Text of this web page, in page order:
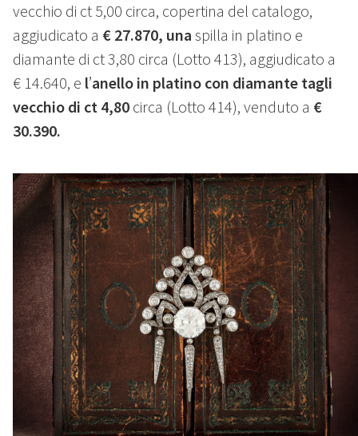
vecchio di ct 5,00 circa, copertina del catalogo,
aggiudicato a € 27.870, una spilla in platino e
diamante di ct 3,80 circa (Lotto 413), aggiudicato a
€ 14.640, e l’anello in platino con diamante tagli
vecchio di ct 4,80 circa (Lotto 414), venduto a €
30.390.